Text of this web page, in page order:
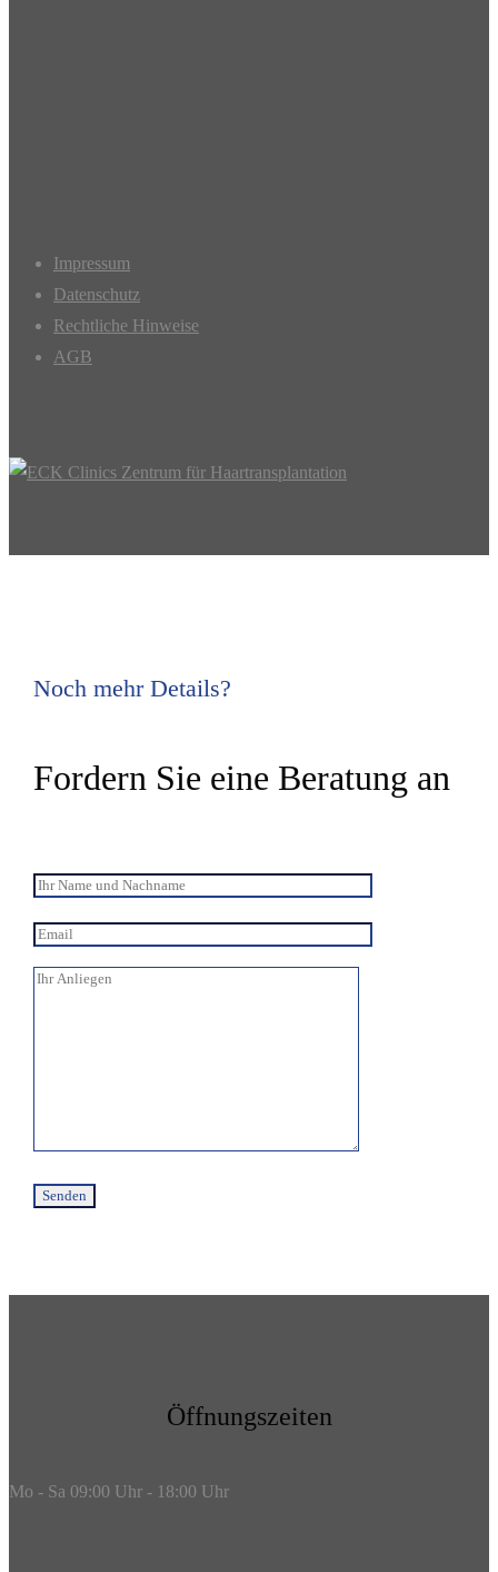
Impressum
Datenschutz
Rechtliche Hinweise
AGB
Noch mehr Details?
Fordern Sie eine Beratung an
Öffnungszeiten
Mo - Sa 09:00 Uhr - 18:00 Uhr